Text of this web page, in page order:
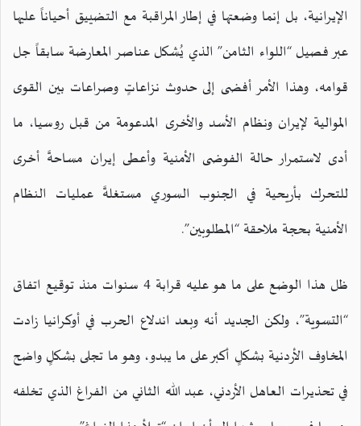
الإيرانية، بل إنما وضعتها في إطار المراقبة مع التضييق أحياناً عليها
عبر فصيل “اللواء الثامن” الذي يُشكل عناصر المعارضة سابقاً جل
قوامه، وهذا الأمر أفضى إلى حدوث نزاعاتٍ وصراعات بين القوى
الموالية لإيران ونظام الأسد والأخرى المدعومة من قبل روسيا، ما
أدى لاستمرار حالة الفوضى الأمنية وأعطى إيران مساحةً أخرى
للتحرك بأريحية في الجنوب السوري مستغلةً عمليات النظام
الأمنية بحجة ملاحقة “المطلوبين”.
ظل هذا الوضع على ما هو عليه قرابة 4 سنوات منذ توقيع اتفاق
“التسوية”، ولكن الجديد أنه وبعد اندلاع الحرب في أوكرانيا زادت
المخاوف الأردنية بشكلٍ أكبر على ما يبدو، وهو ما تجلى بشكلٍ واضح
في تحذيرات العاهل الأردني، عبد الله الثاني من الفراغ الذي تخلفه